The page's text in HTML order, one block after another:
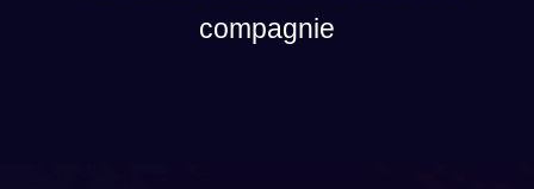
compagnie